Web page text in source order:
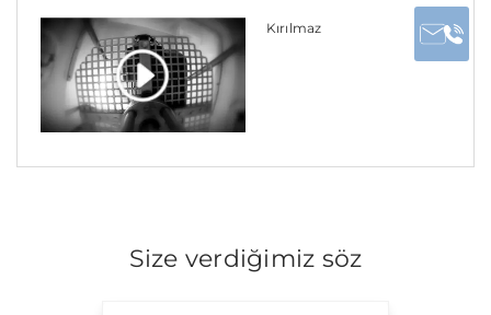
Kırılmaz
Size verdiğimiz söz